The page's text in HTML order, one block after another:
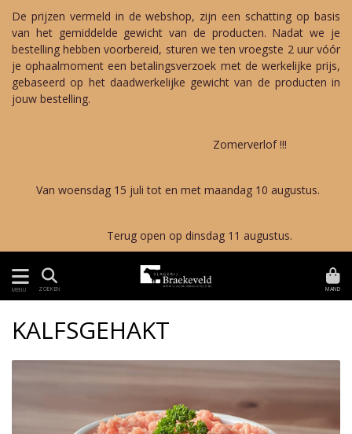
De prijzen vermeld in de webshop, zijn een schatting op basis
van het gemiddelde gewicht van de producten. Nadat we je
bestelling hebben voorbereid, sturen we ten vroegste 2 uur vóór
je ophaalmoment een betalingsverzoek met de werkelijke prijs,
gebaseerd op het daadwerkelijke gewicht van de producten in
jouw bestelling.
Zomerverlof !!!
Van woensdag 15 juli tot en met maandag 10 augustus.
Terug open op dinsdag 11 augustus.
MENU ZOEKEN MAND
KALFSGEHAKT